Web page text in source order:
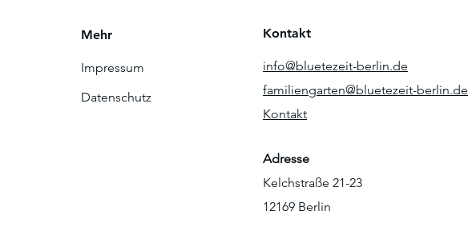
Mehr
Impressum
Datenschutz
Kontakt
info@bluetezeit-berlin.de
familiengarten@bluetezeit-berlin.de
Kontakt
Adresse
Kelchstraße 21-23
12169 Berlin